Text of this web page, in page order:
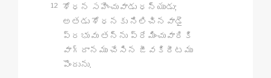
12
శోధన సహించువాడు ధన్యుడు;
అతడు శోధనకు నిలిచినవాడై
ప్రభువు తన్ను ప్రేమించువారికి
వాగ్దానము చేసిన జీవకిరీటము
పొందును.